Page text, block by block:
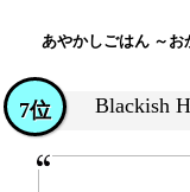
あやかしごはん ～
Blackish
7位